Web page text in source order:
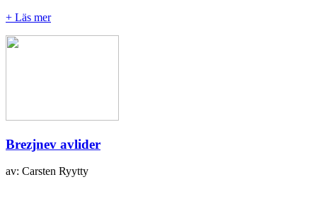
+ Läs mer
Brezjnev avlider
av: Carsten Ryytty